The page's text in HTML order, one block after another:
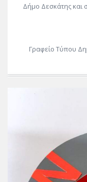
Δήμο Δεσκάτης και
Γραφείο Τύπου